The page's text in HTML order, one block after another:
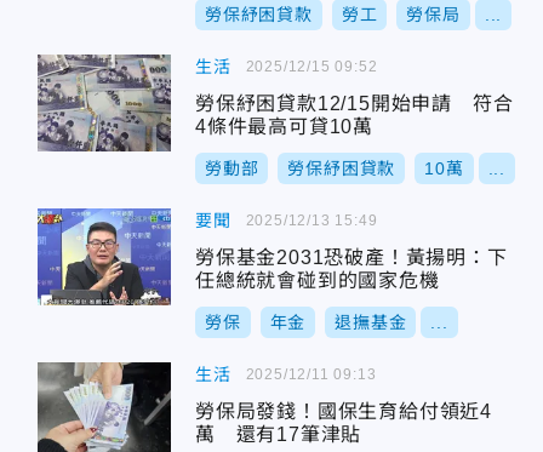
勞保紓困貸款 勞工 勞保局
生活
勞保紓困貸款12/15開始申請 符合
4條件最高可貸10萬
勞動部 勞保紓困貸款 10萬
2025/12/15 09:52
要聞
勞保基金2031恐破產！黃揚明：下
任總統就會碰到的國家危機
勞保 年金 退撫基金
2025/12/13 15:49
生活
勞保局發錢！國保生育給付領近4
萬 還有17筆津貼
2025/12/11 09:13